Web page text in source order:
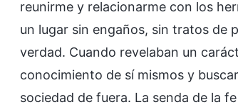
reunirme y relacionarme con los
un lugar sin engaños, sin tratos de
verdad. Cuando revelaban un
conocimiento de sí mismos y
sociedad de fuera. La senda de la